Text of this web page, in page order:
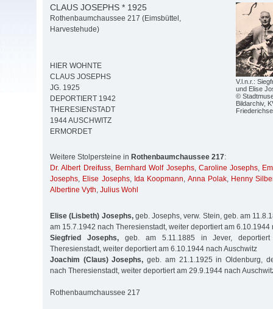
V.l.n.r.:
und Elise
©
Bildarchiv,
CLAUS JOSEPHS * 1925
Rothenbaumchaussee 217 (Eimsbüttel,
Harvestehude)
HIER WOHNTE
CLAUS JOSEPHS
JG. 1925
DEPORTIERT 1942
THERESIENSTADT
1944 AUSCHWITZ
ERMORDET
Weitere Stolpersteine in Rothenbaumchaussee 217:
Dr. Albert Dreifuss, Bernhard Wolf Josephs, Caroline Josephs,
Josephs, Elise Josephs, Ida Koopmann, Anna Polak, Henny
Albertine Vyth, Julius Wohl
Elise (Lisbeth) Josephs,geb. Josephs, verw. Stein, geb. am
am 15.7.1942 nach Theresienstadt, weiter deportiert am 6.10.1944
Siegfried Josephs,geb. am 5.11.1885 in Jever, deportiert
Theresienstadt, weiter deportiert am 6.10.1944 nach Auschwitz
Joachim (Claus) Josephs, geb. am 21.1.1925 in Oldenburg,
nach Theresienstadt, weiter deportiert am 29.9.1944 nach
Rothenbaumchaussee 217